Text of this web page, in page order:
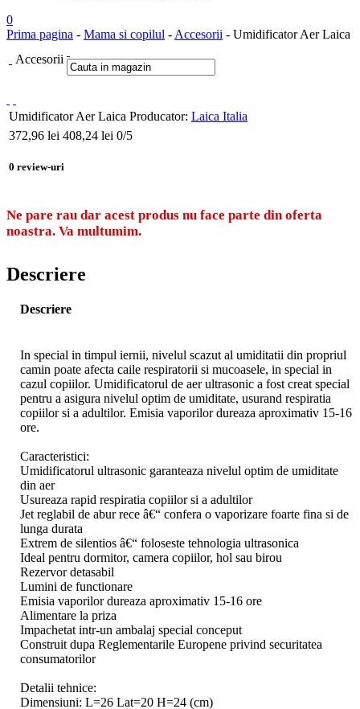
0
Prima pagina - Mama si copilul - Accesorii - Umidificator Aer Laica
Accesorii
Umidificator Aer Laica Producator: Laica Italia
372,96 lei 408,24 lei 0/5
0 review-uri
Ne pare rau dar acest produs nu face parte din oferta
noastra. Va multumim.
Descriere
Descriere
In special in timpul iernii, nivelul scazut al umiditatii din propriul
camin poate afecta caile respiratorii si mucoasele, in special in
cazul copiilor. Umidificatorul de aer ultrasonic a fost creat special
pentru a asigura nivelul optim de umiditate, usurand respiratia
copiilor si a adultilor. Emisia vaporilor dureaza aproximativ 15-16
ore.
Caracteristici:
Umidificatorul ultrasonic garanteaza nivelul optim de umiditate
din aer
Usureaza rapid respiratia copiilor si a adultilor
Jet reglabil de abur rece â€“ confera o vaporizare foarte fina si de
lunga durata
Extrem de silentios â€“ foloseste tehnologia ultrasonica
Ideal pentru dormitor, camera copiilor, hol sau birou
Rezervor detasabil
Lumini de functionare
Emisia vaporilor dureaza aproximativ 15-16 ore
Alimentare la priza
Impachetat intr-un ambalaj special conceput
Construit dupa Reglementarile Europene privind securitatea
consumatorilor
Detalii tehnice:
Dimensiuni: L=26 Lat=20 H=24 (cm)